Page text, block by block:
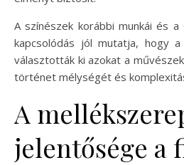
A színészek korábbi munkái és
kapcsolódás jól mutatja, hogy
választották ki azokat a
történet mélységét és
A
jelentősége a